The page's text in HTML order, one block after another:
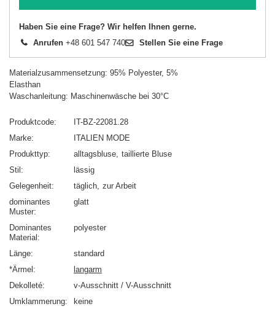
Haben Sie eine Frage? Wir helfen Ihnen gerne.
Anrufen +48 601 547 740 Stellen Sie eine Frage
Materialzusammensetzung: 95% Polyester, 5%
Elasthan
Waschanleitung: Maschinenwäsche bei 30°C
Produktcode
IT-BZ-22081.28
Marke
ITALIEN MODE
Produkttyp
alltagsbluse taillierte Bluse
Stil
lässig
Gelegenheit
täglich zur Arbeit
dominantes
Muster
glatt
Dominantes
Material
polyester
Länge
standard
*Ärmel
langarm
Dekolleté
v-Ausschnitt / V-Ausschnitt
Umklammerung
keine